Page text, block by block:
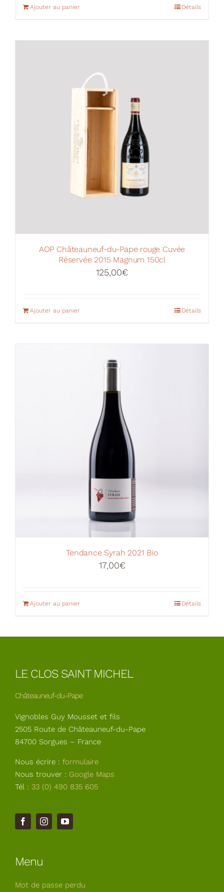
Ajouter au panier Détails
AOP Châteauneuf-du-Pape rouge Cuvée
Réservée 2015 Magnum 150cl
125,00€
Ajouter au panier Détails
Tendance Syrah 2021 Bio
17,00€
Ajouter au panier Détails
LE CLOS SAINT MICHEL
Châteauneuf-du-Pape
Vignobles Guy Mousset et fils
2505 Route de Châteauneuf-du-Pape
84700 Sorgues – France
Nous écrire : formulaire
Nous trouver : Google Maps
Tél : 33 (0) 490 835 605
Menu
Mot de passe perdu